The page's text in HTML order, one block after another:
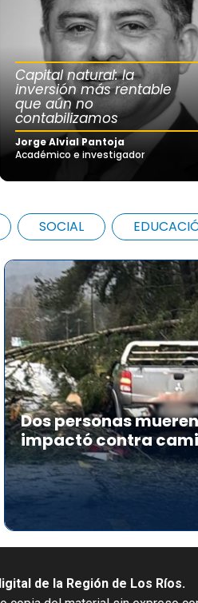
Capital natural: la
inversión más rentable
que aún no
contabilizamos
Jorge Alvial Pantoja
Académico e investigador
SOCIAL
Dos personas
impactó contra
de la Región de Los Ríos.